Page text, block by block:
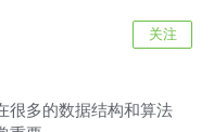
关注
很多的数据结构和算法